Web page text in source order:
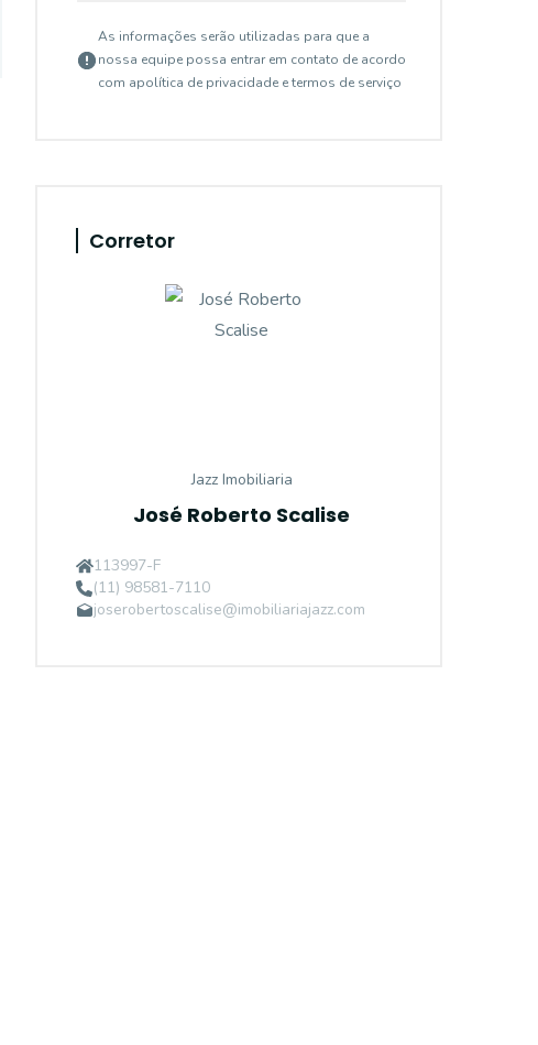
As informações serão utilizadas para que a
nossa equipe possa entrar em contato de acordo
com apolítica de privacidade e termos de serviço
Corretor
Jazz Imobiliaria
José Roberto Scalise
113997-F
(11) 98581-7110
joserobertoscalise@imobiliariajazz.com